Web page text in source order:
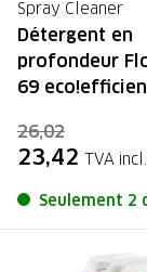
Spray Cleaner
Détergent en
profondeur
69
26,02
23,42 TVA incl.
Seulement 2